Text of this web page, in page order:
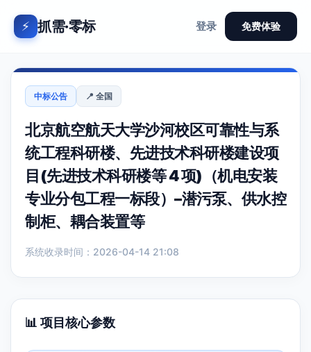
⚡ 抓需·零标 登录 免费体验
中标公告 📍 全国
北京航空航天大学沙河校区可靠性与系
统工程科研楼、先进技术科研楼建设项
目(先进技术科研楼等 4 项)（机电安装
专业分包工程一标段）–潜污泵、供水控
制柜、耦合装置等
系统收录时间：2026-04-14 21:08
📊 项目核心参数